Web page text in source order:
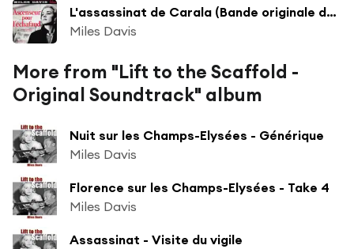
L'assassinat de Carala (Bande originale du film "Ascenseur pour l'échafaud")
Miles Davis
More from "Lift to the Scaffold -
Original Soundtrack" album
Nuit sur les Champs-Elysées - Générique
Miles Davis
Florence sur les Champs-Elysées - Take 4
Miles Davis
Assassinat - Visite du vigile